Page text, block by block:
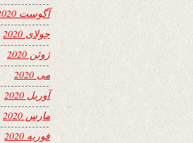
آگوست 2020
جولای 2020
ژوئن 2020
می 2020
آوریل 2020
مارس 2020
فوریه 2020